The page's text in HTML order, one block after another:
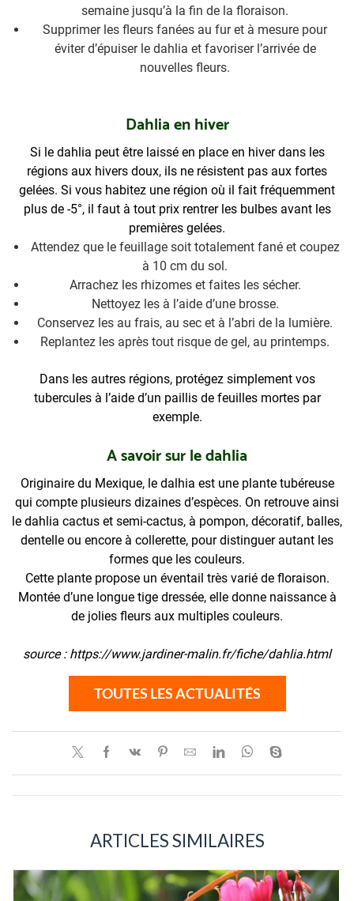
semaine jusqu’à la fin de la floraison.
Supprimer les fleurs fanées au fur et à mesure pour
éviter d’épuiser le dahlia et favoriser l’arrivée de
nouvelles fleurs.
Dahlia en hiver
Si le dahlia peut être laissé en place en hiver dans les
régions aux hivers doux, ils ne résistent pas aux fortes
gelées. Si vous habitez une région où il fait fréquemment
plus de -5°, il faut à tout prix rentrer les bulbes avant les
premières gelées.
Attendez que le feuillage soit totalement fané et coupez
à 10 cm du sol.
Arrachez les rhizomes et faites les sécher.
Nettoyez les à l’aide d’une brosse.
Conservez les au frais, au sec et à l’abri de la lumière.
Replantez les après tout risque de gel, au printemps.
Dans les autres régions, protégez simplement vos
tubercules à l’aide d’un paillis de feuilles mortes par
exemple.
A savoir sur le dahlia
Originaire du Mexique, le dalhia est une plante tubéreuse
qui compte plusieurs dizaines d’espèces. On retrouve ainsi
le dahlia cactus et semi-cactus, à pompon, décoratif, balles,
dentelle ou encore à collerette, pour distinguer autant les
formes que les couleurs.
Cette plante propose un éventail très varié de floraison.
Montée d’une longue tige dressée, elle donne naissance à
de jolies fleurs aux multiples couleurs.
source : https://www.jardiner-malin.fr/fiche/dahlia.html
TOUTES LES ACTUALITÉS
ARTICLES SIMILAIRES